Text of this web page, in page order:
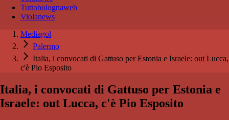
Tuttobolognaweb
Violanews
Mediagol
Palermo
Italia, i convocati di Gattuso per Estonia e Israele: out Lucca,
c'è Pio Esposito
Italia, i convocati di Gattuso per Estonia e
Israele: out Lucca, c'è Pio Esposito